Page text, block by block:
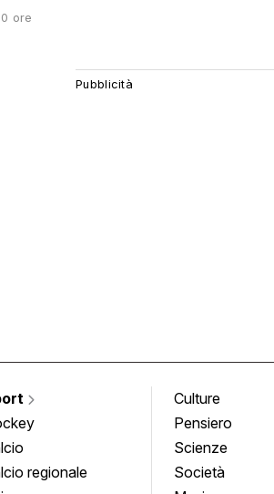
ore
regionale
Culture
Pensiero
Scienze
Società